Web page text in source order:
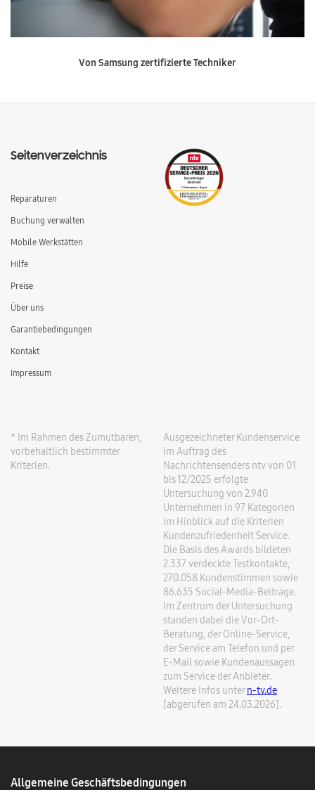
Von Samsung zertifizierte Techniker
Seitenverzeichnis
Reparaturen
Buchung verwalten
Mobile Werkstätten
Hilfe
Preise
Über uns
Garantiebedingungen
Kontakt
Impressum
* Im Rahmen des Zumutbaren,
vorbehaltlich bestimmter
Kriterien.
Ausgezeichneter Kundenservice
Im Auftrag des
Nachrichtensenders ntv von 01
bis 12/2025 erfolgte
Untersuchung von 2.940
Unternehmen in 97 Kategorien
im Hinblick auf die Kriterien
Kundenzufriedenheit Service.
Die Basis des Awards bildeten
2.337 verdeckte Testkontakte,
270.058 Kundenstimmen sowie
86.635 Social-Media-Beiträge.
Im Zentrum der Untersuchung
standen dabei die Vor-Ort-
Beratung, der Online-Service,
der Service am Telefon und per
E-Mail sowie Kundenaussagen
zum Service der Anbieter.
Weitere Infos untern-tv.de
[abgerufen am 24.03.2026].
Allgemeine Geschäftsbedingungen